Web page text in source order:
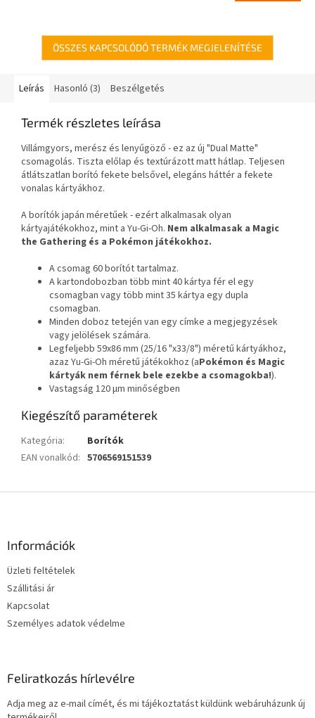
ÖSSZES KAPCSOLÓDÓ TERMÉK MEGJELENÍTÉSE
Leírás Hasonló (3) Beszélgetés
Termék részletes leírása
Villámgyors, merész és lenyűgöző - ez az új "Dual Matte"
csomagolás. Tiszta előlap és textúrázott matt hátlap. Teljesen
átlátszatlan borító fekete belsővel, elegáns háttér a fekete
vonalas kártyákhoz.
A borítók japán méretűek - ezért alkalmasak olyan
kártyajátékokhoz, mint a Yu-Gi-Oh. Nem alkalmasak a Magic
the Gathering és a Pokémon játékokhoz.
A csomag 60 borítót tartalmaz.
A kartondobozban több mint 40 kártya fér el egy
csomagban vagy több mint 35 kártya egy dupla
csomagban.
Minden doboz tetején van egy címke a megjegyzések
vagy jelölések számára.
Legfeljebb 59x86 mm (25/16 "x33/8") méretű kártyákhoz,
azaz Yu-Gi-Oh méretű játékokhoz (aPokémon és Magic
kártyák nem férnek bele ezekbe a csomagokba!).
Vastagság 120 μm minőségben
Kiegészítő paraméterek
Kategória:
Borítók
EAN vonalkód: 5706569151539
Információk
Üzleti feltételek
Szállitási ár
Kapcsolat
Személyes adatok védelme
Feliratkozás hírlevélre
Adja meg az e-mail címét, és mi tájékoztatást küldünk webáruházunk új